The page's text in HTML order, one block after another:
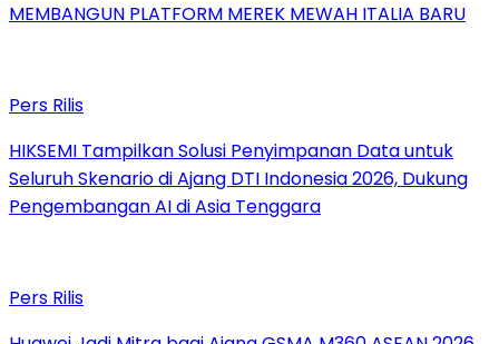
MEMBANGUN PLATFORM MEREK MEWAH ITALIA BARU
Pers Rilis
HIKSEMI Tampilkan Solusi Penyimpanan Data untuk
Seluruh Skenario di Ajang DTI Indonesia 2026, Dukung
Pengembangan AI di Asia Tenggara
Pers Rilis